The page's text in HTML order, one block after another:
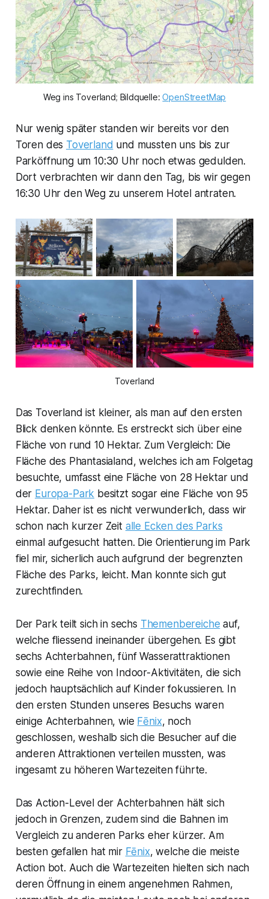
Weg ins Toverland; Bildquelle: OpenStreetMap
Nur wenig später standen wir bereits vor den
Toren des Toverland und mussten uns bis zur
Parköffnung um 10:30 Uhr noch etwas gedulden.
Dort verbrachten wir dann den Tag, bis wir gegen
16:30 Uhr den Weg zu unserem Hotel antraten.
Toverland
Das Toverland ist kleiner, als man auf den ersten
Blick denken könnte. Es erstreckt sich über eine
Fläche von rund 10 Hektar. Zum Vergleich: Die
Fläche des Phantasialand, welches ich am Folgetag
besuchte, umfasst eine Fläche von 28 Hektar und
der Europa-Park besitzt sogar eine Fläche von 95
Hektar. Daher ist es nicht verwunderlich, dass wir
schon nach kurzer Zeit alle Ecken des Parks
einmal aufgesucht hatten. Die Orientierung im Park
fiel mir, sicherlich auch aufgrund der begrenzten
Fläche des Parks, leicht. Man konnte sich gut
zurechtfinden.
Der Park teilt sich in sechs Themenbereiche auf,
welche fliessend ineinander übergehen. Es gibt
sechs Achterbahnen, fünf Wasserattraktionen
sowie eine Reihe von Indoor-Aktivitäten, die sich
jedoch hauptsächlich auf Kinder fokussieren. In
den ersten Stunden unseres Besuchs waren
einige Achterbahnen, wie Fēnix, noch
geschlossen, weshalb sich die Besucher auf die
anderen Attraktionen verteilen mussten, was
ingesamt zu höheren Wartezeiten führte.
Das Action-Level der Achterbahnen hält sich
jedoch in Grenzen, zudem sind die Bahnen im
Vergleich zu anderen Parks eher kürzer. Am
besten gefallen hat mir Fēnix, welche die meiste
Action bot. Auch die Wartezeiten hielten sich nach
deren Öffnung in einem angenehmen Rahmen,